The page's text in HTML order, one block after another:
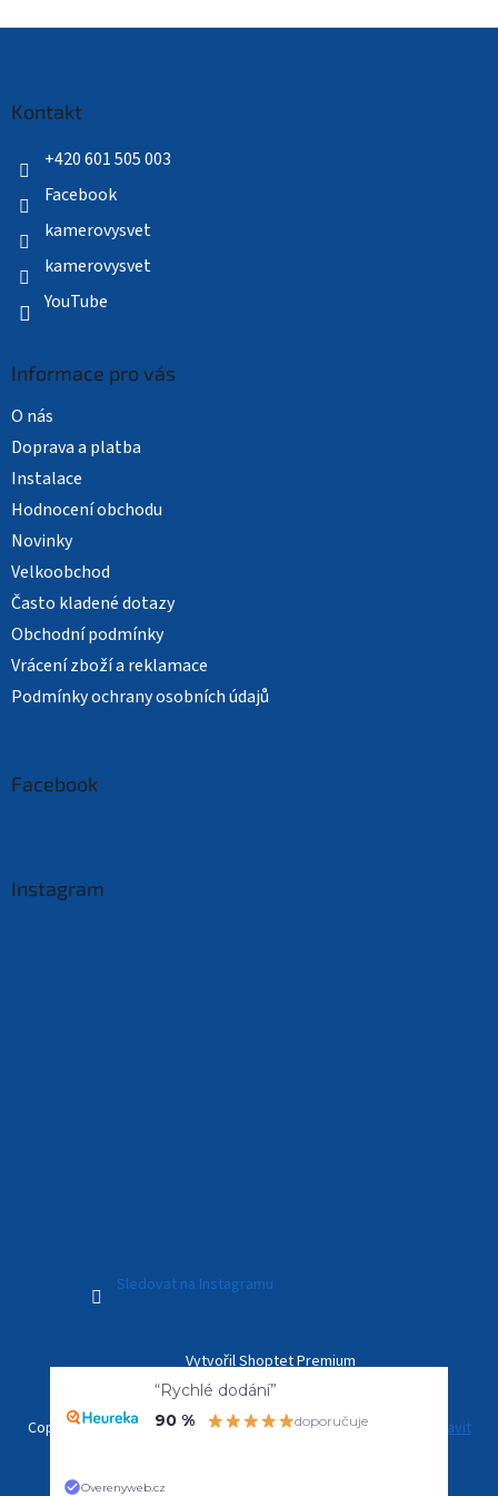
Kontakt
+420 601 505 003
Facebook
kamerovysvet
kamerovysvet
YouTube
Informace pro vás
O nás
Doprava a platba
Instalace
Hodnocení obchodu
Novinky
Velkoobchod
Často kladené dotazy
Obchodní podmínky
Vrácení zboží a reklamace
Podmínky ochrany osobních údajů
Facebook
Instagram
Sledovat na Instagramu
Vytvořil Shoptet Premium
Copyright 2026Kamerový Svět . Všechna práva vyhrazena.
Upravit
“Rychlé dodání”
90 %